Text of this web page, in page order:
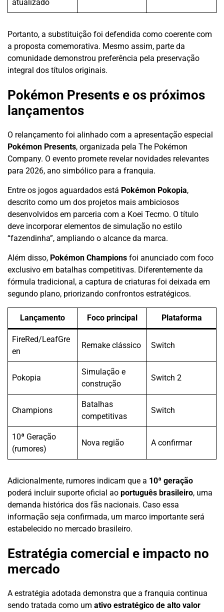
atualizado
Portanto, a substituição foi defendida como coerente com
a proposta comemorativa. Mesmo assim, parte da
comunidade demonstrou preferência pela preservação
integral dos títulos originais.
Pokémon Presents e os próximos
lançamentos
O relançamento foi alinhado com a apresentação especial
Pokémon Presents, organizada pela The Pokémon
Company. O evento promete revelar novidades relevantes
para 2026, ano simbólico para a franquia.
Entre os jogos aguardados está Pokémon Pokopia,
descrito como um dos projetos mais ambiciosos
desenvolvidos em parceria com a Koei Tecmo. O título
deve incorporar elementos de simulação no estilo
“fazendinha”, ampliando o alcance da marca.
Além disso, Pokémon Champions foi anunciado com foco
exclusivo em batalhas competitivas. Diferentemente da
fórmula tradicional, a captura de criaturas foi deixada em
segundo plano, priorizando confrontos estratégicos.
Lançamento Foco principal Plataforma
FireRed/LeafGre
en
Remake clássico Switch
Pokopia
Simulação e
construção
Switch 2
Champions
Batalhas
competitivas
Switch
10ª Geração
(rumores)
Nova região A confirmar
Adicionalmente, rumores indicam que a 10ª geração
poderá incluir suporte oficial ao português brasileiro, uma
demanda histórica dos fãs nacionais. Caso essa
informação seja confirmada, um marco importante será
estabelecido no mercado brasileiro.
Estratégia comercial e impacto no
mercado
A estratégia adotada demonstra que a franquia continua
sendo tratada como um ativo estratégico de alto valor